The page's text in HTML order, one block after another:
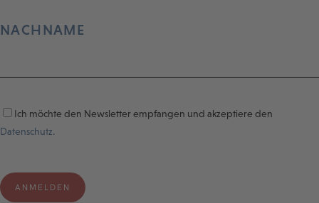
NACHNAME
Ich möchte den Newsletter empfangen und akzeptiere den
Datenschutz.